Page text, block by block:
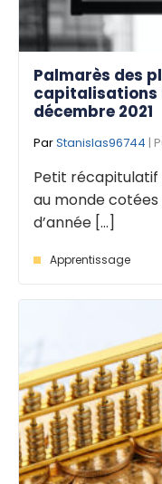
Palmarès des
capitalisations
décembre 2021
ParStanislas96744 |
Petit récapitulatif
au monde
d’année [...]
Apprentissage